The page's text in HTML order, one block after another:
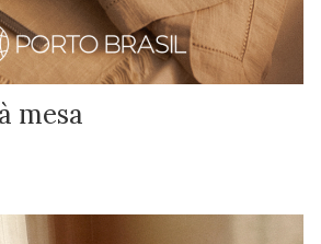
mesa